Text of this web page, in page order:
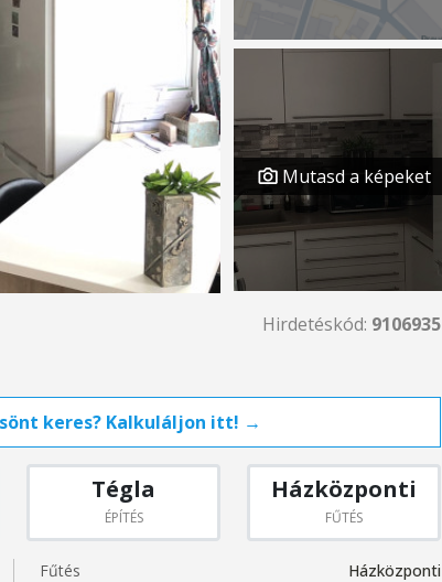
Mutasd a képeket
Hirdetéskód: 9106935
keres? Kalkuláljon itt! →
Tégla
ÉPÍTÉS
Házközponti
FŰTÉS
Fűtés
Házközponti